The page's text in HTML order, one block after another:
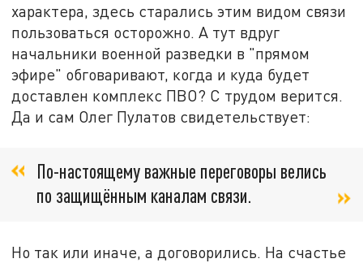
характера, здесь старались этим видом связи
пользоваться осторожно. А тут вдруг
начальники военной разведки в "прямом
эфире" обговаривают, когда и куда будет
доставлен комплекс ПВО? С трудом верится.
Да и сам Олег Пулатов свидетельствует:
По-настоящему важные переговоры велись
по защищённым каналам связи.
Но так или иначе, а договорились. На счастье